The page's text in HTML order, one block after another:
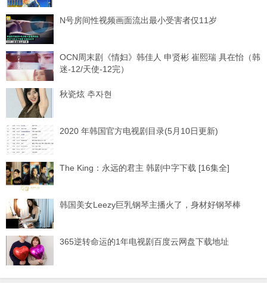
N号房间性视频画面流出最小受害者仅11岁
OCN周末剧《情妇》韩佳人 申贤彬 崔熙瑞 具在怡（韩
迷-12/天使-12完）
秋瓷炫 추자현
2020 年韩国官方电视剧目录(5月10日更新)
The King：永远的君主 韩剧中字下载 [16集全]
韩国美女Leezy巨乳钢琴主播火了，身材好钢琴棒
365逆转命运的1年电视剧百度云网盘下载地址